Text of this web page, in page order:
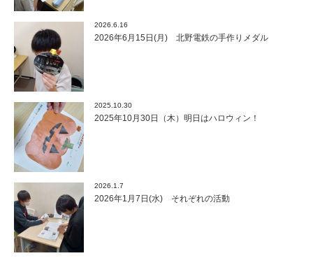
2026.6.16
2026年6月15日(月) 北野電鉄の手作りメダル
2025.10.30
2025年10月30日（木）明日はハロウィン！
2026.1.7
2026年1月7日(水) それぞれの活動